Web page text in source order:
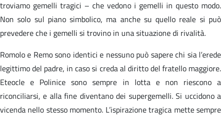
troviamo gemelli tragici – che vedono i gemelli in questo modo.
Non solo sul piano simbolico, ma anche su quello reale si può
prevedere che i gemelli si trovino in una situazione di rivalità.
Romolo e Remo sono identici e nessuno può sapere chi sia l’erede
legittimo del padre, in caso si creda al diritto del fratello maggiore.
Eteocle e Polinice sono sempre in lotta e non riescono a
riconciliarsi, e alla fine diventano dei supergemelli. Si uccidono a
vicenda nello stesso momento. L’ispirazione tragica mette sempre